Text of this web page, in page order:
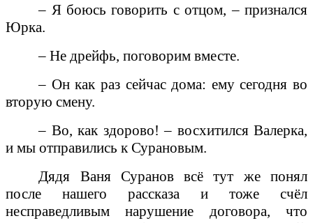
– Я боюсь говорить с отцом, – признался
Юрка.
– Не дрейфь, поговорим вместе.
– Он как раз сейчас дома: ему сегодня во
вторую смену.
– Во, как здорово! – восхитился Валерка,
и мы отправились к Сурановым.
Дядя Ваня Суранов всё тут же понял
после нашего рассказа и тоже счёл
несправедливым нарушение договора, что